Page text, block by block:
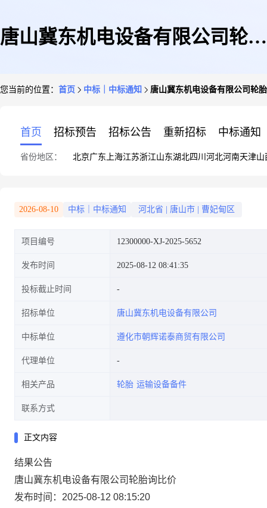
唐山冀东机电设备有限公司轮胎
您当前的位置： 首页 中标｜中标通知 唐山冀东机电设备有限公司轮
首页 招标预告 招标公告 重新招标 中标通知
省份地区： 北京广东 上海江苏浙江山东湖北四川 河北河南天津山
2026-08-10 中标｜中标通知 河北省 唐山市 曹妃甸区
项目编号 12300000-XJ-2025-5652
发布时间 2025-08-12 08:41:35
投标截止时间
招标单位 唐山冀东机电设备有限公司
中标单位 遵化市朝辉诺泰商贸有限公司
代理单位
相关产品 轮胎 运输设备备件
联系方式
正文内容
结果公告
唐山冀东机电设备有限公司轮胎询比价
发布时间：2025-08-12 08:15:20